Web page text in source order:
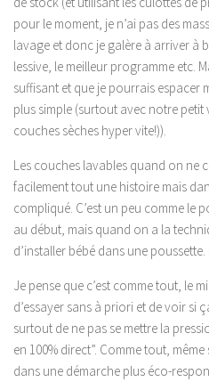
pour le moment, je n’ai pas des
lavage et donc je galère à arriver à
lessive, le meilleur programme etc.
suffisant et que je pourrais espacer
plus simple (surtout avec notre
couches sèches hyper vite!)).
Les couches lavables quand on ne
facilement tout une histoire mais
compliqué. C’est un peu comme le
au début, mais quand on a la
d’installer bébé dans une poussette.
Je pense que c’est comme tout, le
d’essayer sans à priori et de voir si
surtout de ne pas se mettre la
en 100% direct”. Comme tout,
dans une démarche plus éco-